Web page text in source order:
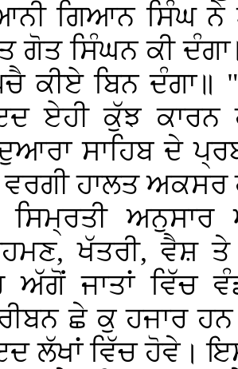
ਗਿਆਨ ਸਿੰਘ ਨੇ
ਗੋਤ ਸਿੰਘਨ ਕੀ
ਕੀਏ ਬਿਨ
ਏਹੀ ਕੁੱਝ
ਸਾਹਿਬ ਦੇ
ਹਾਲਤ ਅਕਸਰ
ਅਨੁਸਾਰ
ਖੱਤਰੀ, ਵੈਸ਼
ਅੱਗੋਂ ਜਾਤਾਂ ਵਿੱਚ
ਛੇ ਕੁ ਹਜਾਰ
ਲੱਖਾਂ ਵਿੱਚ ਹੋਵੇ।